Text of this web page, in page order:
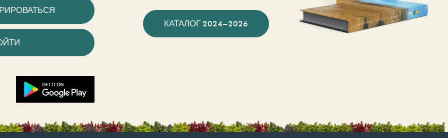
КАТАЛОГ 2024–2026